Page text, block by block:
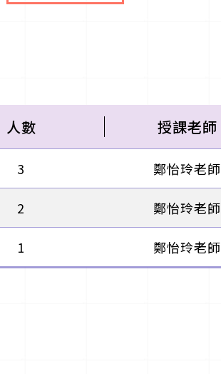
人數 授課老師
3 鄭怡玲老師
2 鄭怡玲老師
1 鄭怡玲老師